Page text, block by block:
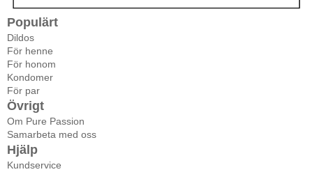
Populärt
Dildos
För henne
För honom
Kondomer
För par
Övrigt
Om Pure Passion
Samarbeta med oss
Hjälp
Kundservice